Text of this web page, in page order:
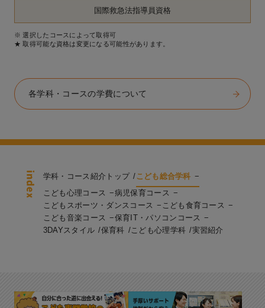
国際救急法指導員資格
※ 選択したコースによって取得可
★ 取得可能な資格は変更になる可能性があります。
各学科・コースの学費について
学科・コース紹介トップ
こども総合学科
こども心理コース
病児保育コース
こどもスポーツ・ダンスコース
こども食育コース
こども音楽コース
保育IT・パソコンコース
3DAYスタイル
保育科 こども心理学科 実習紹介